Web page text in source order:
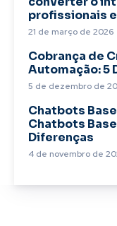
profissionais
21 de março de 2026
Cobrança de
Automação: 5
5 de dezembro de
Chatbots
Chatbots
Diferenças
4 de novembro de